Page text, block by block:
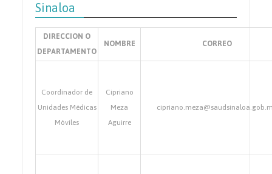
Sinaloa
DIRECCION O
DEPARTAMENTO
NOMBRE CORREO
Coordinador de
Unidades Médicas
Móviles
Cipriano
Meza
Aguirre